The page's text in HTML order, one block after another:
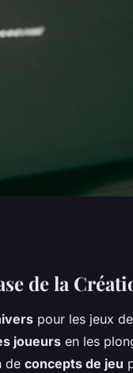
Rôle
de la
pour les jeux
joueurs en les
de concepts de jeu